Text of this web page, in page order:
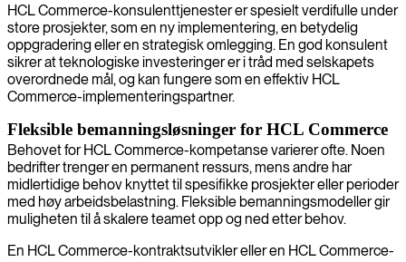
HCL Commerce-konsulenttjenester er spesielt verdifulle under
store prosjekter, som en ny implementering, en betydelig
oppgradering eller en strategisk omlegging. En god konsulent
sikrer at teknologiske investeringer er i tråd med selskapets
overordnede mål, og kan fungere som en effektiv HCL
Commerce-implementeringspartner.
Fleksible bemanningsløsninger for HCL Commerce
Behovet for HCL Commerce-kompetanse varierer ofte. Noen
bedrifter trenger en permanent ressurs, mens andre har
midlertidige behov knyttet til spesifikke prosjekter eller perioder
med høy arbeidsbelastning. Fleksible bemanningsmodeller gir
muligheten til å skalere teamet opp og ned etter behov.
En HCL Commerce-kontraktsutvikler eller en HCL Commerce-